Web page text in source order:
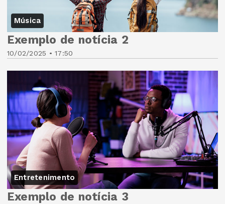
Música
10/02/2025 • 17:50
Exemplo de notícia 2
Entretenimento
Exemplo de notícia 3